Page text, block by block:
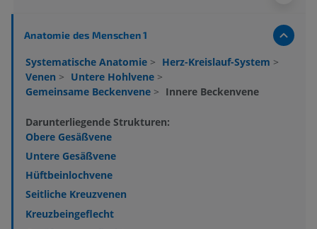
Anatomie des Menschen 1
Systematische Anatomie > Herz-Kreislauf-System >
Venen > Untere Hohlvene >
Gemeinsame Beckenvene > Innere Beckenvene
Darunterliegende Strukturen:
Obere Gesäßvene
Untere Gesäßvene
Hüftbeinlochvene
Seitliche Kreuzvenen
Kreuzbeingeflecht